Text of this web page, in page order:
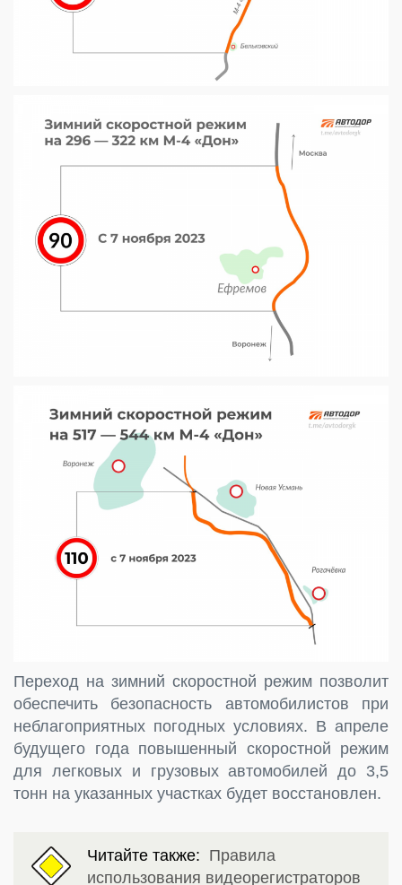
Переход на зимний скоростной режим позволит
обеспечить безопасность автомобилистов при
неблагоприятных погодных условиях. В апреле
будущего года повышенный скоростной режим
для легковых и грузовых автомобилей до 3,5
тонн на указанных участках будет восстановлен.
Читайте также: Правила
использования видеорегистраторов